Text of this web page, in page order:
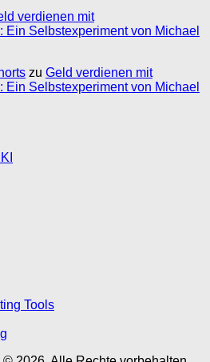
verdienen mit
Ein Selbstexperiment von Michael
zu Geld verdienen mit
Ein Selbstexperiment von Michael
Tools